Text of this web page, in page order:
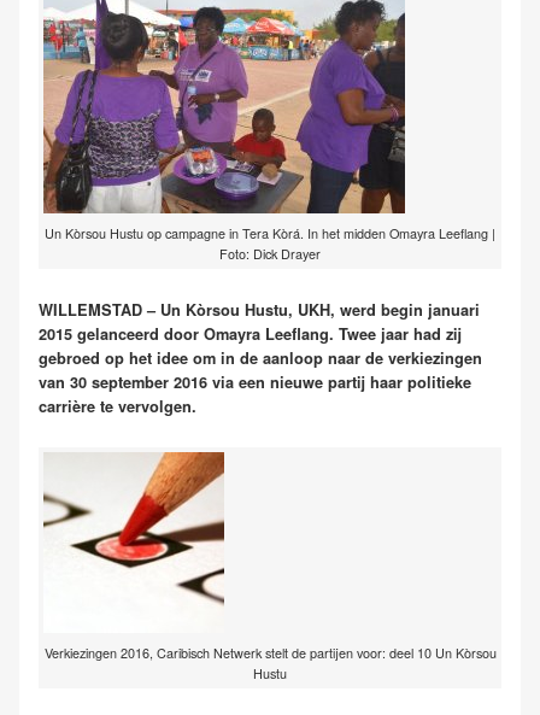
Un Kòrsou Hustu op campagne in Tera Kòrá. In het midden Omayra Leeflang |
Foto: Dick Drayer
WILLEMSTAD – Un Kòrsou Hustu, UKH, werd begin januari
2015 gelanceerd door Omayra Leeflang. Twee jaar had zij
gebroed op het idee om in de aanloop naar de verkiezingen
van 30 september 2016 via een nieuwe partij haar politieke
carrière te vervolgen.
Verkiezingen 2016, Caribisch Netwerk stelt de partijen voor: deel 10 Un Kòrsou
Hustu